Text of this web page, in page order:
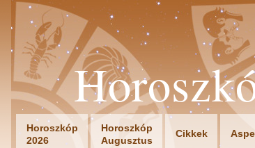
Horoszkóp
2026
Horoszkóp
Augusztus
Cikkek